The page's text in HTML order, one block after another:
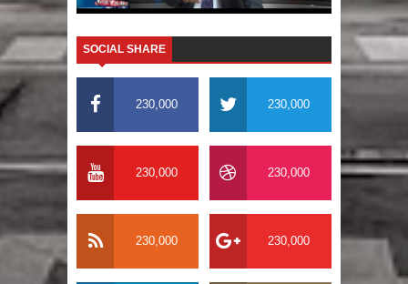
SOCIAL SHARE
230,000 230,000
230,000 230,000
230,000 230,000